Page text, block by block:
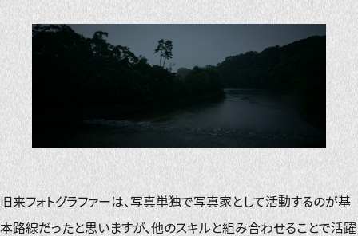
旧来フォトグラファーは、写真単独で写真家として活動するのが基
本路線だったと思いますが、他のスキルと組み合わせることで活躍